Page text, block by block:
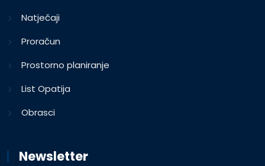
Natječaji
Proračun
Prostorno planiranje
List Opatija
Obrasci
Newsletter